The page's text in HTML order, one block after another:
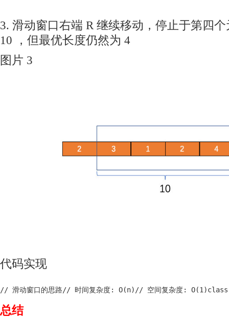
3. 滑动窗口右端 R 继续移动，停止于第四
10 ，但最优长度仍然为 4
图片 3
代码实现
// 滑动窗口的思路// 时间复杂度: O(n)// 空间复杂度:
总结